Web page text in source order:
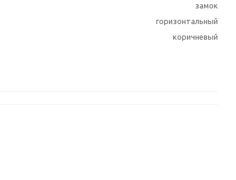
замок
горизонтальный
коричневый